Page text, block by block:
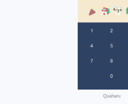
Quaharu